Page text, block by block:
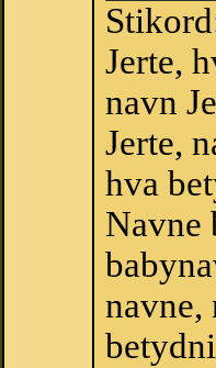
Jerte,
navn
Jerte,
hva
Navne
navne,